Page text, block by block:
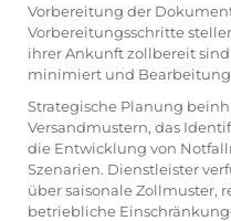
Vorbereitung der
Vorbereitungsschritte
ihrer Ankunft zollbereit
minimiert und
Strategische Planung
Versandmustern, das
die Entwicklung von
Szenarien. Dienstleister
über saisonale Zollmuster,
betriebliche